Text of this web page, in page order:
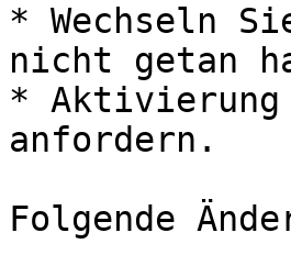
* Wechseln
nicht getan
* Aktivierung
anfordern.
Folgende